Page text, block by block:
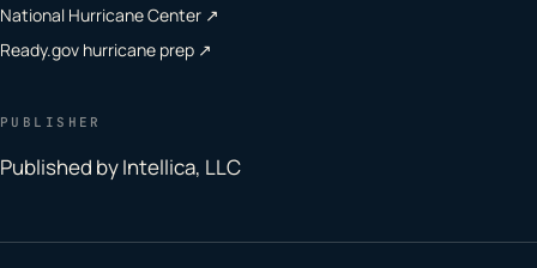
National Hurricane Center ↗
Ready.gov hurricane prep ↗
PUBLISHER
Published by Intellica, LLC